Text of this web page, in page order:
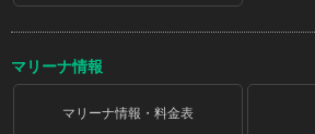
マリーナ情報
マリーナ情報・料金表